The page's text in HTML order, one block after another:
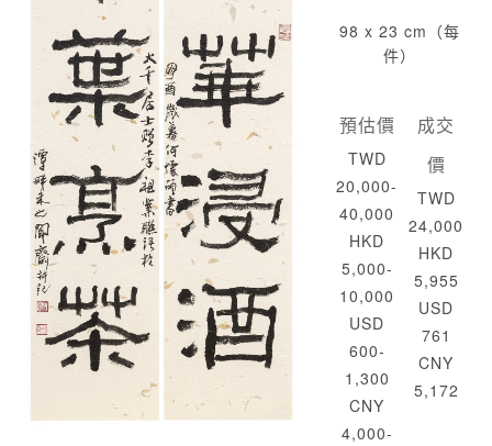
98 x 23 cm（每
件）
預估價
TWD
20,000-
40,000
HKD
5,000-
10,000
USD
600-
1,300
CNY
4,000-
成交
價
TWD
24,000
HKD
5,955
USD
761
CNY
5,172